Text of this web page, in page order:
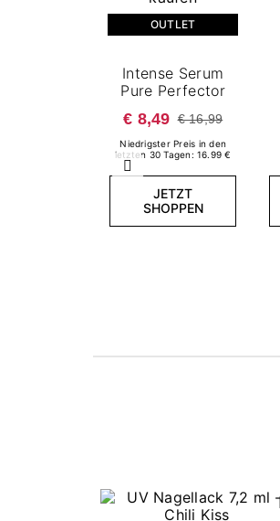
Zurück
OUTLET
Intense Serum
Pure Perfector
€ 8,49 € 16,99
Niedrigster Preis in den
letzten 30 Tagen: 16.99 €
JETZT
SHOPPEN